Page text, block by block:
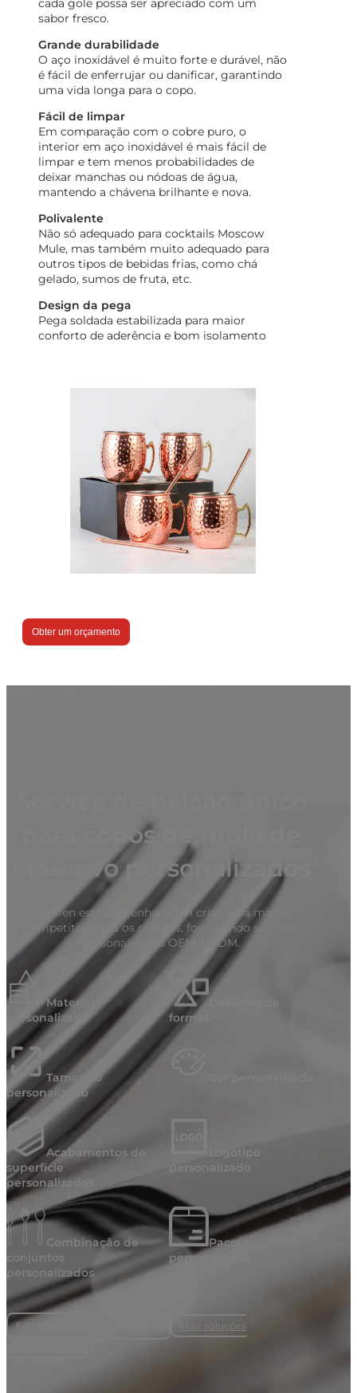
cada gole possa ser apreciado com um
sabor fresco.
Grande durabilidade
O aço inoxidável é muito forte e durável, não
é fácil de enferrujar ou danificar, garantindo
uma vida longa para o copo.
Fácil de limpar
Em comparação com o cobre puro, o
interior em aço inoxidável é mais fácil de
limpar e tem menos probabilidades de
deixar manchas ou nódoas de água,
mantendo a chávena brilhante e nova.
Polivalente
Não só adequado para cocktails Moscow
Mule, mas também muito adequado para
outros tipos de bebidas frias, como chá
gelado, sumos de fruta, etc.
Design da pega
Pega soldada estabilizada para maior
conforto de aderência e bom isolamento
Obter um orçamento
para copos de mula de
Moscovo personalizados
Mcallen está empenhada em criar uma marca
competitiva para os clientes, fornecendo serviços
personalizados OEM e ODM.
Material
personalizado
formas
Tamanho
personalizado
Acabamentos de
superfície
personalizados
personalizado
Combinação de
conjuntos
personalizados
Pacote
personalizado
Fale sobre as suas necessidades
Mais soluções